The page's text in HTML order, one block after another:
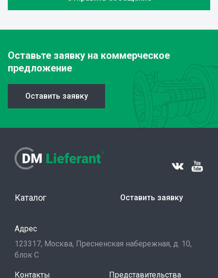
Оставьте заявку на коммерческое
предложение
Оставить заявку
Каталог Оставить заявку
Адрес
123317, Москва, Пресненская набережная, д. 10,
блок С
Контакты Представительства